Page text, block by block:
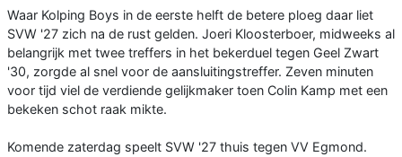
Waar Kolping Boys in de eerste helft de betere ploeg daar liet
SVW '27 zich na de rust gelden. Joeri Kloosterboer, midweeks al
belangrijk met twee treffers in het bekerduel tegen Geel Zwart
'30, zorgde al snel voor de aansluitingstreffer. Zeven minuten
voor tijd viel de verdiende gelijkmaker toen Colin Kamp met een
bekeken schot raak mikte.
Komende zaterdag speelt SVW '27 thuis tegen VV Egmond.